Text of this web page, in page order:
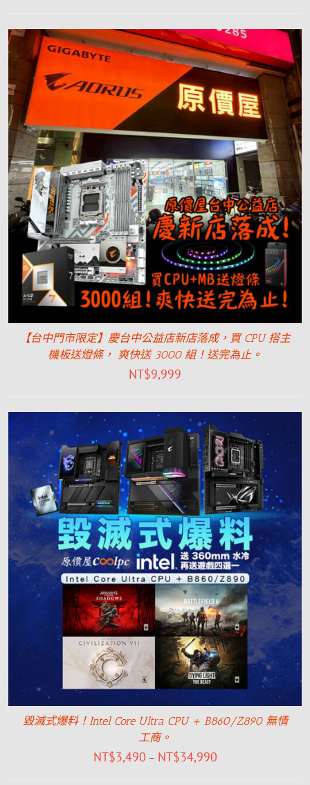
【台中門市限定】慶台中公益店新店落成，買 CPU 搭主
機板送燈條， 爽快送 3000 組！送完為止。
NT$9,999
毀滅式爆料！Intel Core Ultra CPU + B860/Z890 無情
工商。
NT$3,490 – NT$34,990